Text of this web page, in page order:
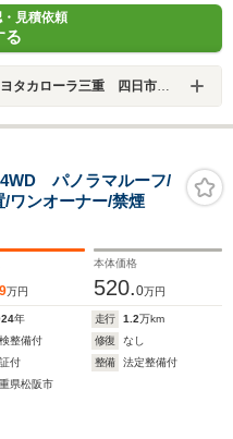
見積依頼
る
カローラ三重 四日市日永店
パノラマルーフ/
ンオーナー/禁煙
9万円
本体価格
520.0万円
年 走行 1.2万km
整備付 修復
なし
付 整備
法定整備付
県松阪市